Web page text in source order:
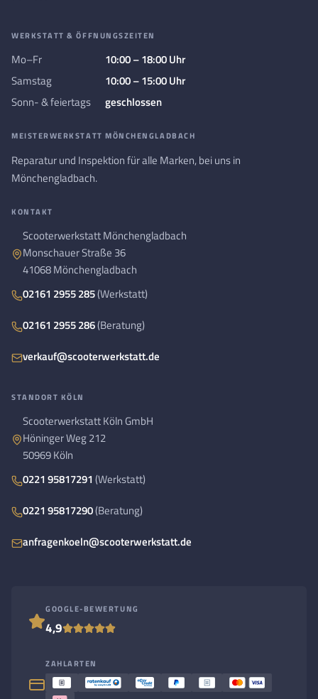
WERKSTATT & ÖFFNUNGSZEITEN
Mo–Fr
10:00 – 18:00 Uhr
Samstag
10:00 – 15:00 Uhr
Sonn- & feiertags
geschlossen
MEISTERWERKSTATT MÖNCHENGLADBACH
Reparatur und Inspektion für alle Marken, bei uns in
Mönchengladbach.
KONTAKT
Scooterwerkstatt Mönchengladbach
Monschauer Straße 36
41068 Mönchengladbach
02161 2955 285(Werkstatt)
02161 2955 286(Beratung)
verkauf@scooterwerkstatt.de
STANDORT KÖLN
Scooterwerkstatt Köln GmbH
Höninger Weg 212
50969 Köln
0221 95817291 (Werkstatt)
0221 95817290(Beratung)
anfragenkoeln@scooterwerkstatt.de
GOOGLE-BEWERTUNG
4,9
ZAHLARTEN